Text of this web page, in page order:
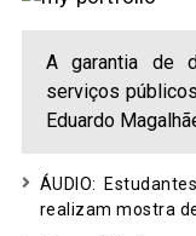
A garantia de
serviços
Eduardo
ÁUDIO:
realizam mostra